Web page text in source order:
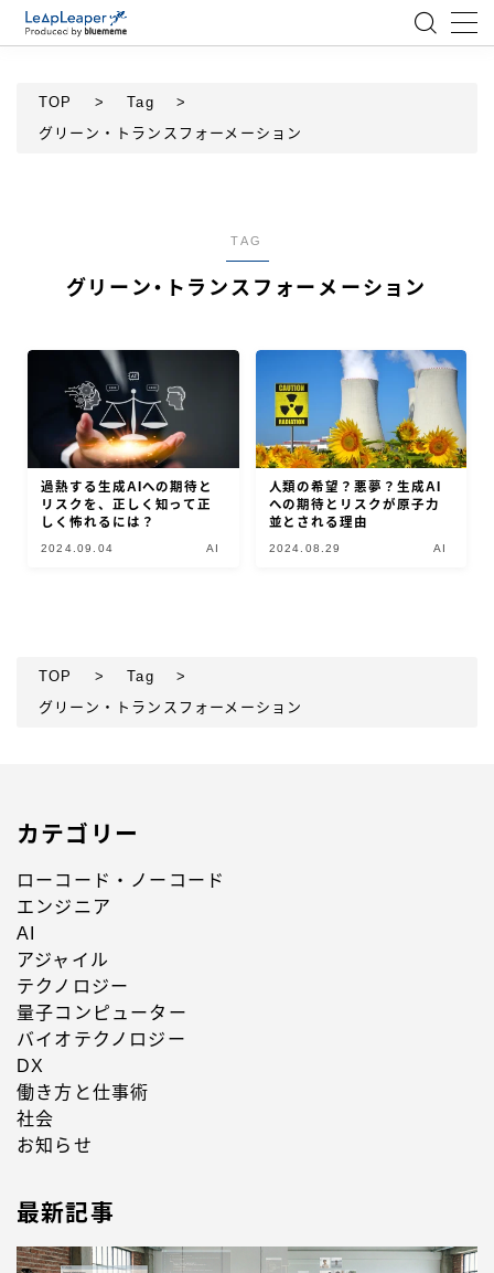
テクノロジー
BlueMeme
TOP > Tag
>
グリーン・トランスフォーメーション
TAG
グリーン・トランスフォーメーション
過熱する生成AIへの期待と
リスクを、正しく知って正
しく怖れるには？
2024.09.04 AI
人類の希望？悪夢？生成AI
への期待とリスクが原子力
並とされる理由
2024.08.29 AI
TOP > Tag
>
グリーン・トランスフォーメーション
カテゴリー
ローコード・ノーコード
エンジニア
AI
アジャイル
テクノロジー
量子コンピューター
バイオテクノロジー
DX
働き方と仕事術
社会
お知らせ
最新記事